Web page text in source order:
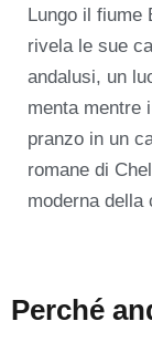
Lungo il fiume
rivela le sue
andalusi, un
menta mentre
pranzo in un
romane di
moderna della
Perché